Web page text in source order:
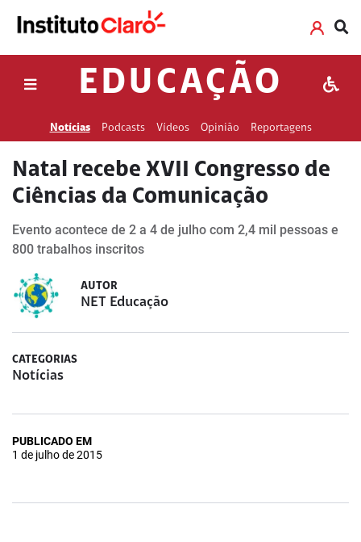
EDUCAÇÃO
Notícias Podcasts Vídeos Opinião Reportagens
Natal recebe XVII Congresso de
Ciências da Comunicação
Evento acontece de 2 a 4 de julho com 2,4 mil pessoas e
800 trabalhos inscritos
AUTOR
NET Educação
CATEGORIAS
Notícias
PUBLICADO EM
1 de julho de 2015